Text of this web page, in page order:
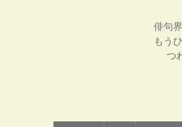
俳句
もう
つ